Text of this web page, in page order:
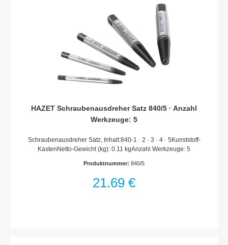
HAZET Schraubenausdreher Satz 840/5 · Anzahl
Werkzeuge: 5
Schraubenausdreher Satz, Inhalt:840-1 · 2 · 3 · 4 · 5Kunststoff-
KastenNetto-Gewicht (kg): 0.11 kgAnzahl Werkzeuge: 5
Produktnummer: 840/5
21,69 €